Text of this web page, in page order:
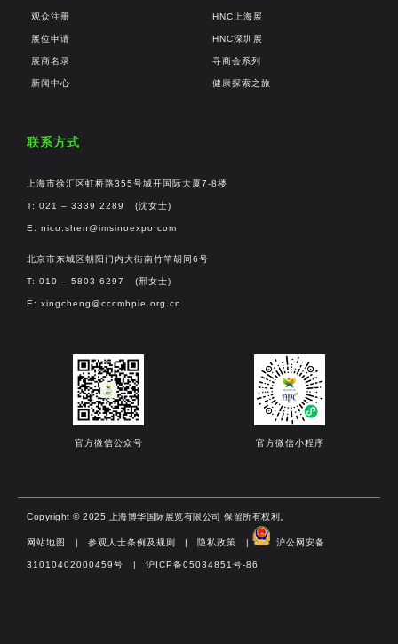
观众注册
展位申请
展商名录
新闻中心
HNC上海展
HNC深圳展
寻商会系列
健康探索之旅
联系方式
上海市徐汇区虹桥路355号城开国际大厦7-8楼
T: 021 – 3339 2289 (沈女士)
E: nico.shen@imsinoexpo.com
北京市东城区朝阳门内大街南竹竿胡同6号
T: 010 – 5803 6297 (邢女士)
E: xingcheng@cccmhpie.org.cn
官方微信公众号 官方微信小程序
Copyright © 2025 上海博华国际展览有限公司 保留所有权利。
网站地图 | 参观人士条例及规则 | 隐私政策 | 沪公网安备
31010402000459号​ | 沪ICP备05034851号-86